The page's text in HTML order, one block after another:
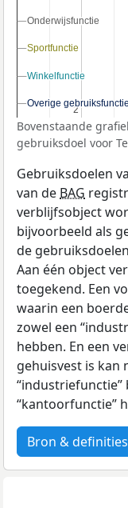
2
2
Onderwijsfunctie
Onderwijsfunctie
Sportfunctie
Sportfunctie
Winkelfunctie
Winkelfunctie
Overige gebruiksfunctie
Overige gebruiksfunctie
Bovenstaande
gebruiksdoel voor
Gebruiksdoelen
van de BAG
verblijfsobject
bijvoorbeeld als
de
Aan één object
toegekend. Een
waarin een
zowel een
hebben. En een
gehuisvest is kan
“kantoorfunctie”
Bron & definities